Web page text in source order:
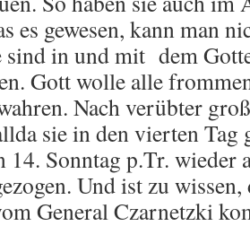
es gewesen, kann man
sind in und mit dem
Gott wolle alle
Nach verübter
sie in den vierten Tag
14. Sonntag p.Tr. wieder
Und ist zu
General Czarnetzki